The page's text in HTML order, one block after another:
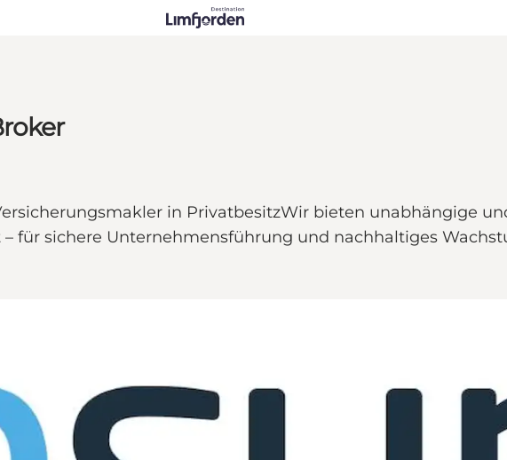
in PrivatbesitzWir bieten unabhängige
für sichere Unternehmensführung und nachhaltiges